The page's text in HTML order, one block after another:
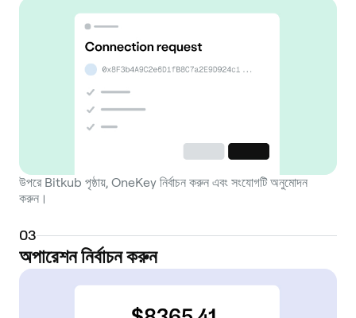
উপরে Bitkub পৃষ্ঠায়, OneKey নির্বাচন করুন এবং সংযোগটি অনুমোদন
করুন।
03
অপারেশন নির্বাচন করুন